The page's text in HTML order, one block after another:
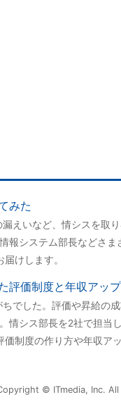
みた
えいなど、情シスを取り
報システム部長などさま
けします。
価制度と年収アッ
でした。評価や昇給の
情シス部長を2社で担当
制度の作り方や年収ア
© ITmedia, Inc. All